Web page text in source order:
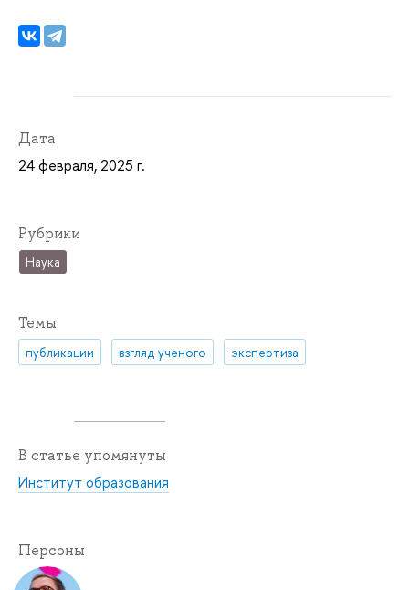
Дата
24 февраля, 2025 г.
Рубрики
Наука
Темы
публикации взгляд ученого экспертиза
В статье упомянуты
Институт образования
Персоны